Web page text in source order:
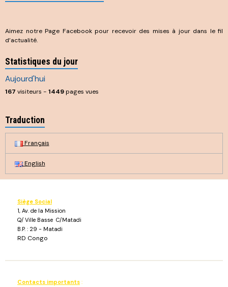
Aimez notre Page Facebook pour recevoir des mises à jour dans le fil
d’actualité.
Statistiques du jour
Aujourd'hui
167 visiteurs - 1449pages vues
Traduction
Français
English
Siège Social
1, Av. de la Mission
Q/ Ville Basse C/Matadi
B.P. : 29 - Matadi
RD Congo
Contacts importants :